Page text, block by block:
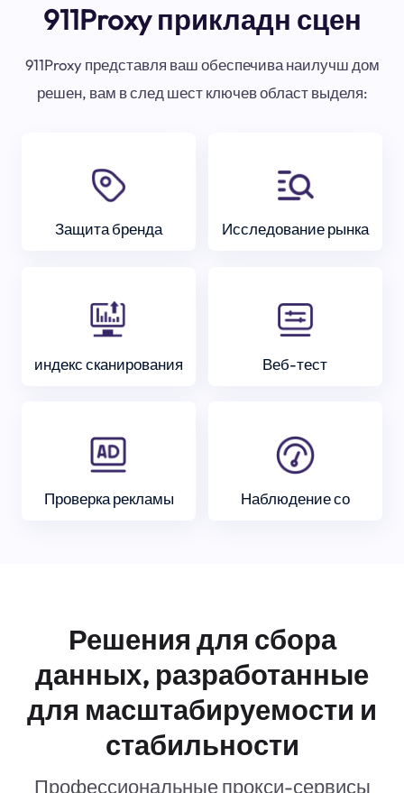
911Proxy прикладн сцен
911Proxy представля ваш обеспечива наилучш дом
решен, вам в след шест ключев област выделя:
Защита бренда Исследование рынка
индекс сканирования Веб-тест
Проверка рекламы Наблюдение со
Решения для сбора
данных, разработанные
для масштабируемости и
стабильности
Профессиональные прокси-сервисы